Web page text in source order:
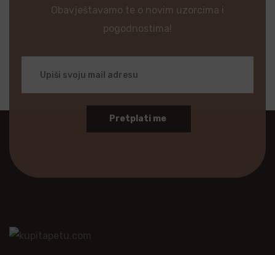
Obavještavamo te o novim uzorcima i
pogodnostima!
Pretplati me